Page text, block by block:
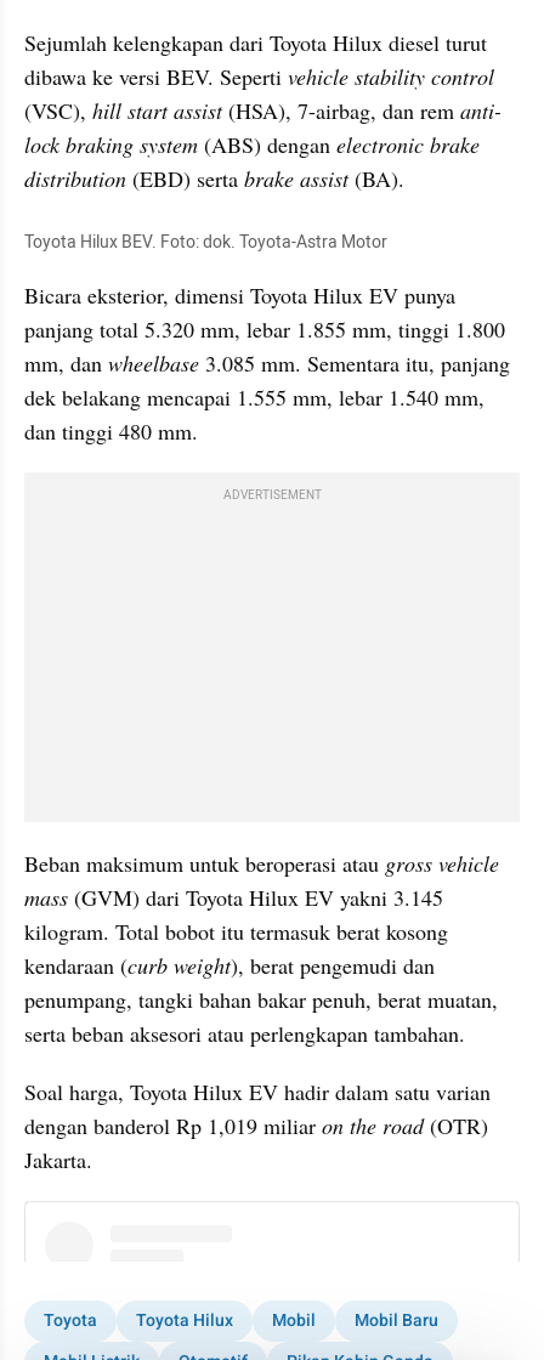
Sejumlah kelengkapan dari Toyota Hilux diesel turut
dibawa ke versi BEV. Seperti vehicle stability control
(VSC), hill start assist (HSA), 7-airbag, dan rem anti-
lock braking system (ABS) dengan electronic brake
distribution (EBD) serta brake assist (BA).
Toyota Hilux BEV. Foto: dok. Toyota-Astra Motor
Bicara eksterior, dimensi Toyota Hilux EV punya
panjang total 5.320 mm, lebar 1.855 mm, tinggi 1.800
mm, dan wheelbase 3.085 mm. Sementara itu, panjang
dek belakang mencapai 1.555 mm, lebar 1.540 mm,
dan tinggi 480 mm.
ADVERTISEMENT
Beban maksimum untuk beroperasi atau gross vehicle
mass (GVM) dari Toyota Hilux EV yakni 3.145
kilogram. Total bobot itu termasuk berat kosong
kendaraan (curb weight), berat pengemudi dan
penumpang, tangki bahan bakar penuh, berat muatan,
serta beban aksesori atau perlengkapan tambahan.
Soal harga, Toyota Hilux EV hadir dalam satu varian
dengan banderol Rp 1,019 miliar on the road (OTR)
Jakarta.
Toyota Toyota Hilux Mobil
Mobil Baru